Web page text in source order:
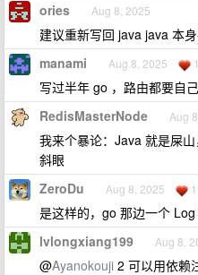
ories Aug 8, 2025
建议重新写回 java java 本
manami Aug 8, 2025 1
写过半年 go ，路由都要
RedisMasterNode Aug
我来个暴论：Java 就是屎
斜眼
ZeroDu Aug 8, 2025 1
是这样的，go 那边一个 Log
lvlongxiang199 Aug 8,
@Ayanokouji 2 可以用依赖